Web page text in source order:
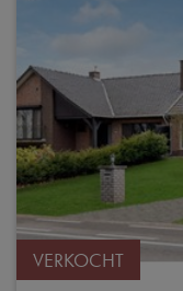
VERKOCHT